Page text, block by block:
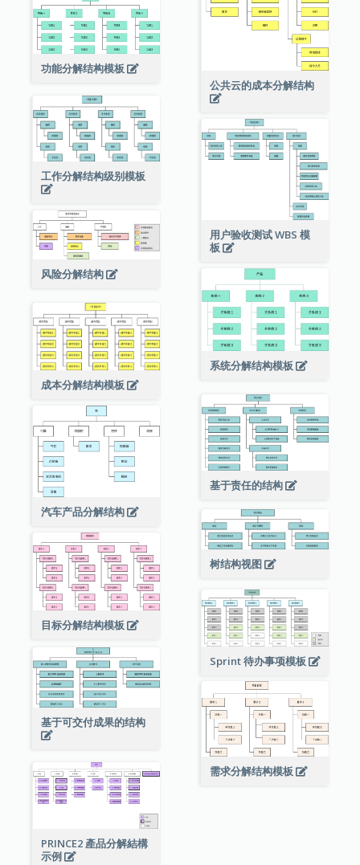
公共云的成本分解结构
功能分解结构模板
工作分解结构级别模板
用户验收测试 WBS 模
板
风险分解结构
系统分解结构模板
成本分解结构模板
基于责任的结构
汽车产品分解结构
树结构视图
目标分解结构模板
Sprint 待办事项模板
基于可交付成果的结构
需求分解结构模板
PRINCE2 產品分解結構
示例